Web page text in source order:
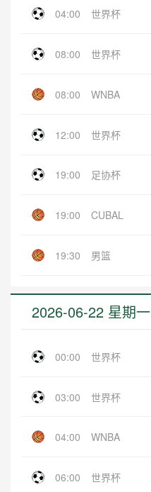
04:00 世界杯
08:00 世界杯
08:00 WNBA
12:00 世界杯
19:00 足协杯
19:00 CUBAL
19:30 男篮
2026-06-22 星期一
00:00 世界杯
03:00 世界杯
04:00 WNBA
06:00 世界杯